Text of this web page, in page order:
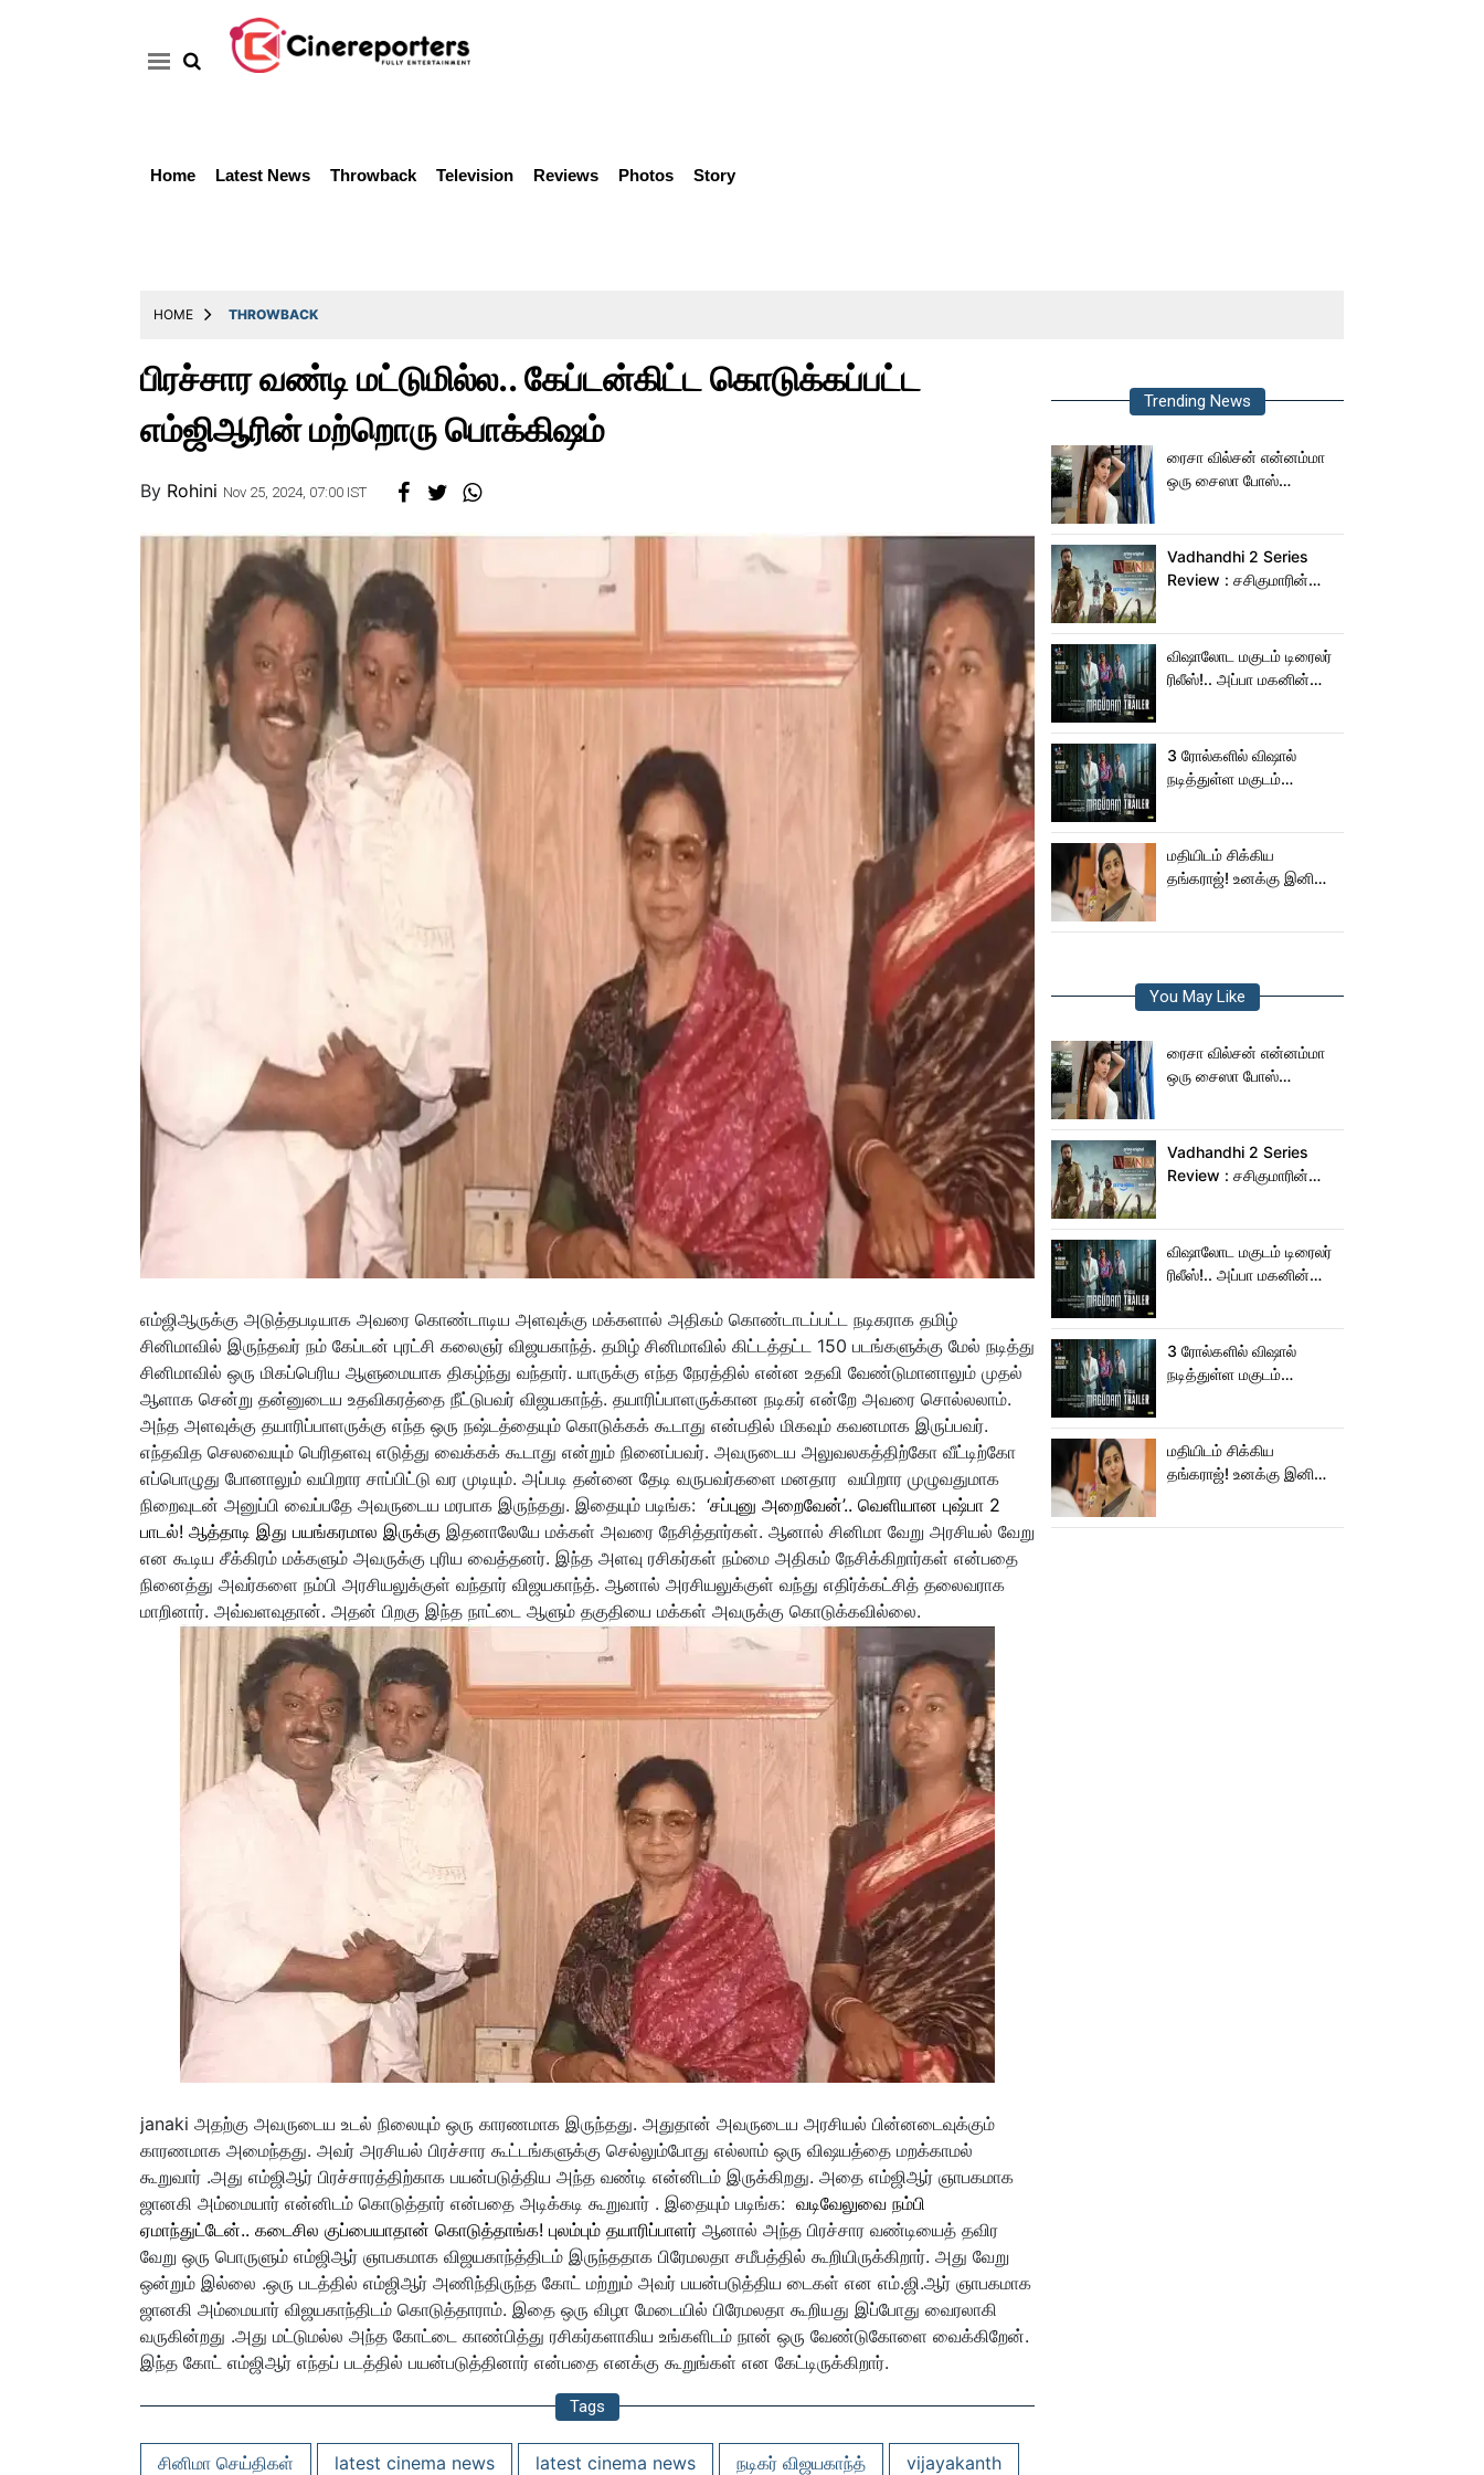
Home Latest News Throwback Television Reviews Photos Story
HOME THROWBACK
பிரச்சார வண்டி மட்டுமில்ல.. கேப்டன்கிட்ட கொடுக்கப்பட்ட
எம்ஜிஆரின் மற்றொரு பொக்கிஷம்
By Rohini Nov 25, 2024, 07:00 IST
எம்ஜிஆருக்கு அடுத்தபடியாக அவரை கொண்டாடிய அளவுக்கு மக்களால் அதிகம் கொண்டாடப்பட்ட நடிகராக தமிழ்
சினிமாவில் இருந்தவர் நம் கேப்டன் புரட்சி கலைஞர் விஜயகாந்த். தமிழ் சினிமாவில் கிட்டத்தட்ட 150 படங்களுக்கு மேல் நடித்து
சினிமாவில் ஒரு மிகப்பெரிய ஆளுமையாக திகழ்ந்து வந்தார். யாருக்கு எந்த நேரத்தில் என்ன உதவி வேண்டுமானாலும் முதல்
ஆளாக சென்று தன்னுடைய உதவிகரத்தை நீட்டுபவர் விஜயகாந்த். தயாரிப்பாளருக்கான நடிகர் என்றே அவரை சொல்லலாம்.
அந்த அளவுக்கு தயாரிப்பாளருக்கு எந்த ஒரு நஷ்டத்தையும் கொடுக்கக் கூடாது என்பதில் மிகவும் கவனமாக இருப்பவர்.
எந்தவித செலவையும் பெரிதளவு எடுத்து வைக்கக் கூடாது என்றும் நினைப்பவர். அவருடைய அலுவலகத்திற்கோ வீட்டிற்கோ
எப்பொழுது போனாலும் வயிறார சாப்பிட்டு வர முடியும். அப்படி தன்னை தேடி வருபவர்களை மனதார வயிறார முழுவதுமாக
நிறைவுடன் அனுப்பி வைப்பதே அவருடைய மரபாக இருந்தது. இதையும் படிங்க: ‘சப்புனு அறைவேன்’.. வெளியான புஷ்பா 2
பாடல்! ஆத்தாடி இது பயங்கரமால இருக்கு இதனாலேயே மக்கள் அவரை நேசித்தார்கள். ஆனால் சினிமா வேறு அரசியல் வேறு
என கூடிய சீக்கிரம் மக்களும் அவருக்கு புரிய வைத்தனர். இந்த அளவு ரசிகர்கள் நம்மை அதிகம் நேசிக்கிறார்கள் என்பதை
நினைத்து அவர்களை நம்பி அரசியலுக்குள் வந்தார் விஜயகாந்த். ஆனால் அரசியலுக்குள் வந்து எதிர்க்கட்சித் தலைவராக
மாறினார். அவ்வளவுதான். அதன் பிறகு இந்த நாட்டை ஆளும் தகுதியை மக்கள் அவருக்கு கொடுக்கவில்லை.
janaki அதற்கு அவருடைய உடல் நிலையும் ஒரு காரணமாக இருந்தது. அதுதான் அவருடைய அரசியல் பின்னடைவுக்கும்
காரணமாக அமைந்தது. அவர் அரசியல் பிரச்சார கூட்டங்களுக்கு செல்லும்போது எல்லாம் ஒரு விஷயத்தை மறக்காமல்
கூறுவார் .அது எம்ஜிஆர் பிரச்சாரத்திற்காக பயன்படுத்திய அந்த வண்டி என்னிடம் இருக்கிறது. அதை எம்ஜிஆர் ஞாபகமாக
ஜானகி அம்மையார் என்னிடம் கொடுத்தார் என்பதை அடிக்கடி கூறுவார் . இதையும் படிங்க: வடிவேலுவை நம்பி
ஏமாந்துட்டேன்.. கடைசில குப்பையாதான் கொடுத்தாங்க! புலம்பும் தயாரிப்பாளர் ஆனால் அந்த பிரச்சார வண்டியைத் தவிர
வேறு ஒரு பொருளும் எம்ஜிஆர் ஞாபகமாக விஜயகாந்த்திடம் இருந்ததாக பிரேமலதா சமீபத்தில் கூறியிருக்கிறார். அது வேறு
ஒன்றும் இல்லை .ஒரு படத்தில் எம்ஜிஆர் அணிந்திருந்த கோட் மற்றும் அவர் பயன்படுத்திய டைகள் என எம்.ஜி.ஆர் ஞாபகமாக
ஜானகி அம்மையார் விஜயகாந்திடம் கொடுத்தாராம். இதை ஒரு விழா மேடையில் பிரேமலதா கூறியது இப்போது வைரலாகி
வருகின்றது .அது மட்டுமல்ல அந்த கோட்டை காண்பித்து ரசிகர்களாகிய உங்களிடம் நான் ஒரு வேண்டுகோளை வைக்கிறேன்.
இந்த கோட் எம்ஜிஆர் எந்தப் படத்தில் பயன்படுத்தினார் என்பதை எனக்கு கூறுங்கள் என கேட்டிருக்கிறார்.
Tags
சினிமா செய்திகள் latest cinema news latest cinema news நடிகர் விஜயகாந்த் vijayakanth
Trending News
ரைசா வில்சன் என்னம்மா
ஒரு சைஸா போஸ்
Vadhandhi 2 Series
Review : சசிகுமாரின்
விமர்சனம்!
விஷாலோட மகுடம் டிரைலர்
ரிலீஸ்!.. அப்பா மகனின்
3 ரோல்களில் விஷால்
நடித்துள்ள மகுடம்
மதியிடம் சிக்கிய
தங்கராஜ்! உனக்கு இனிமே
You May Like
ரைசா வில்சன் என்னம்மா
ஒரு சைஸா போஸ்
Vadhandhi 2 Series
Review : சசிகுமாரின்
விமர்சனம்!
விஷாலோட மகுடம் டிரைலர்
ரிலீஸ்!.. அப்பா மகனின்
3 ரோல்களில் விஷால்
நடித்துள்ள மகுடம்
மதியிடம் சிக்கிய
தங்கராஜ்! உனக்கு இனிமே